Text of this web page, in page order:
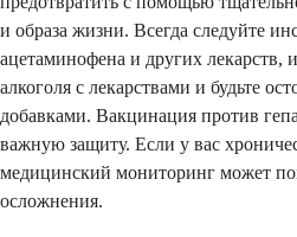
и образа жизни. Всегда следуйте
ацетаминофена и других лекарств,
алкоголя с лекарствами и будьте
добавками. Вакцинация против
важную защиту. Если у вас
медицинский мониторинг может
осложнения.